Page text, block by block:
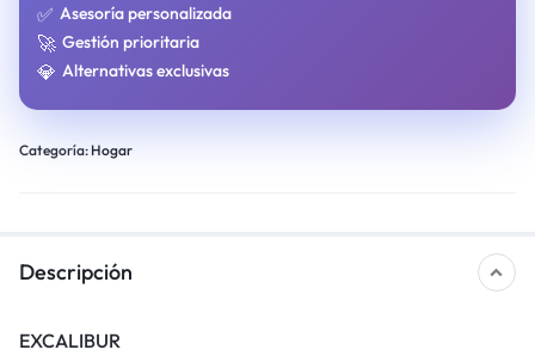
✅ Asesoría personalizada
🚀 Gestión prioritaria
💎 Alternativas exclusivas
Categoría: Hogar
Descripción
EXCALIBUR